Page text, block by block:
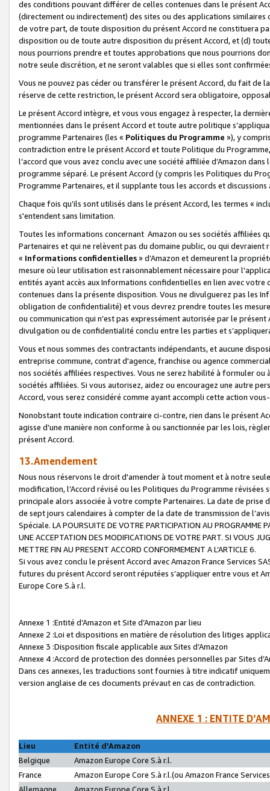
des conditions pouvant différer de celles contenues dans le présent
(directement ou indirectement) des sites ou des applications
de votre part, de toute disposition du présent Accord ne constituera
disposition ou de toute autre disposition du présent Accord, et (d)
nous pourrions prendre et toutes approbations que nous pourrions
notre seule discrétion, et ne seront valables que si elles sont
Vous ne pouvez pas céder ou transférer le présent Accord, du fait de
réserve de cette restriction, le présent Accord sera obligatoire,
Le présent Accord intègre, et vous vous engagez à respecter, la
mentionnées dans le présent Accord et toute autre politique
programme Partenaires (les « Politiques du Programme »), y
contradiction entre le présent Accord et toute Politique du
l’accord que vous avez conclu avec une société affiliée d’Amazon
programme séparé. Le présent Accord (y compris les Politiques du
Programme Partenaires, et il supplante tous les accords et discussions
Chaque fois qu’ils sont utilisés dans le présent Accord, les termes «
s'entendent sans limitation.
Toutes les informations concernant Amazon ou ses sociétés affiliées
Partenaires et qui ne relèvent pas du domaine public, ou qui
« Informations confidentielles» d’Amazon et demeurent la
mesure où leur utilisation est raisonnablement nécessaire pour
entités ayant accès aux Informations confidentielles en lien avec
contenues dans la présente disposition. Vous ne divulguerez pas les
obligation de confidentialité) et vous devrez prendre toutes les
ou communication qui n’est pas expressément autorisée par le
divulgation ou de confidentialité conclu entre les parties et
Vous et nous sommes des contractants indépendants, et aucune
entreprise commune, contrat d'agence, franchise ou agence
nos sociétés affiliées respectives. Vous ne serez habilité à formuler
sociétés affiliées. Si vous autorisez, aidez ou encouragez une autre
Accord, vous serez considéré comme ayant accompli cette action
Nonobstant toute indication contraire ci-contre, rien dans le présent
agisse d’une manière non conforme à ou sanctionnée par les lois,
présent Accord.
13.Amendement
Nous nous réservons le droit d'amender à tout moment et à notre
modification, l’Accord révisé ou les Politiques du Programme
principale alors associée à votre compte Partenaires. La date de
de sept jours calendaires à compter de la date de transmission de
Spéciale. LA POURSUITE DE VOTRE PARTICIPATION AU PROGRAMME
UNE ACCEPTATION DES MODIFICATIONS DE VOTRE PART. SI VOUS
METTRE FIN AU PRESENT ACCORD CONFORMEMENT A L’ARTICLE 6.
Si vous avez conclu le présent Accord avec Amazon France Services
futures du présent Accord seront réputées s’appliquer entre vous et
Europe Core S.à r.l.
Annexe 1 :Entité d’Amazon et Site d’Amazon par lieu
Annexe 2 :Loi et dispositions en matière de résolution des litiges
Annexe 3 :Disposition fiscale applicable aux Sites d’Amazon
Annexe 4 :Accord de protection des données personnelles par Sites
Dans ces annexes, les traductions sont fournies à titre indicatif
version anglaise de ces documents prévaut en cas de contradiction.
ANNEXE 1 : ENTITE
Lieu
Entité d’Amazon
Belgique
Amazon Europe Core S.à r.l.
France
Amazon Europe Core S.à r.l.(ou Amazon France